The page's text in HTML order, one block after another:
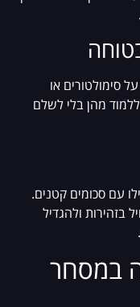
סימולטורים או
מהן בלי לשלם
עם סכומים קטנים.
בזהירות ולהגדיל
במסחר